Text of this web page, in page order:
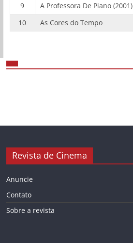
9
A Professora De Piano (2001)
10
As Cores do Tempo
Revista de Cinema
Anuncie
Contato
Sobre a revista